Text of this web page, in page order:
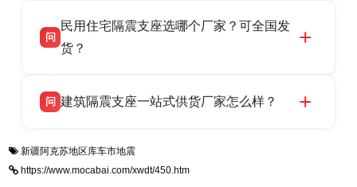
货，厂家电话：13323182312，地址迎宾大街 9
号北方工业基地。
高新区北方工业基地迎宾大街 9 号，是专业隔震
支座源头工厂，生产 LRB 铅芯、LNR 天然、
问
民用住宅隔震支座选哪个厂家？可全国发
货？
适用于民用住宅隔震工程，实体工厂现货充足，
震支座，电话：13323182312，地址：衡水高新
问 建筑隔震支座一站式供货厂家怎么样？
一站式供货厂家，拥有多年行业生产经验，国标
标准生产 LRB/LNR/HDR/FPS 全系列支座，资
新疆阿克苏地区库车市地震
https://www.mocabai.com/xwdt/450.htm